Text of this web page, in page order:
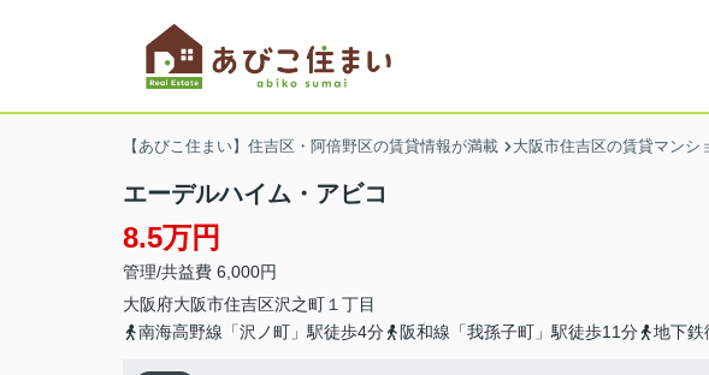
【あびこ住まい】住吉区・阿倍野区の賃貸情報が満載 大阪市住吉区の賃貸マンシ
エーデルハイム・アビコ
8.5万円
管理/共益費 6,000円
大阪府大阪市住吉区沢之町 １丁目
南海高野線「沢ノ町」駅徒歩4分
阪和線「我孫子町」駅徒歩11分 地下鉄